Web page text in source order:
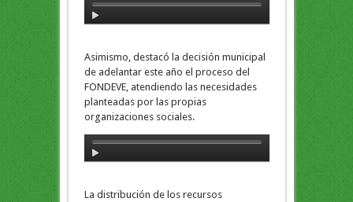
Asimismo, destacó la decisión municipal
de adelantar este año el proceso del
FONDEVE, atendiendo las necesidades
planteadas por las propias
organizaciones sociales.
La distribución de los recursos